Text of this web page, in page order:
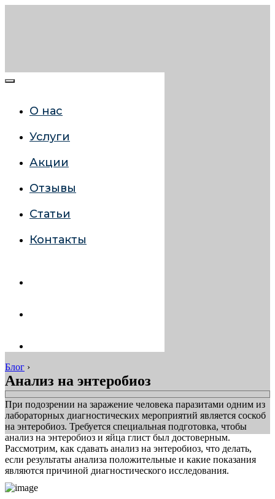
О нас
Услуги
Акции
Отзывы
Статьи
Контакты
Блог ›
Анализ на энтеробиоз
При подозрении на заражение человека паразитами одним из
лабораторных диагностических мероприятий является соскоб
на энтеробиоз. Требуется специальная подготовка, чтобы
анализ на энтеробиоз и яйца глист был достоверным.
Рассмотрим, как сдавать анализ на энтеробиоз, что делать,
если результаты анализа положительные и какие показания
являются причиной диагностического исследования.